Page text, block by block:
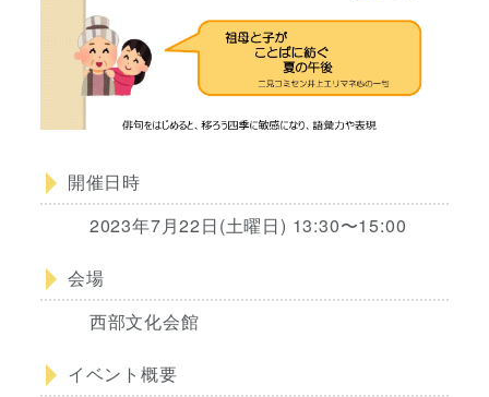
開催日時
2023年7月22日(土曜日) 13:30〜15:00
会場
西部文化会館
イベント概要